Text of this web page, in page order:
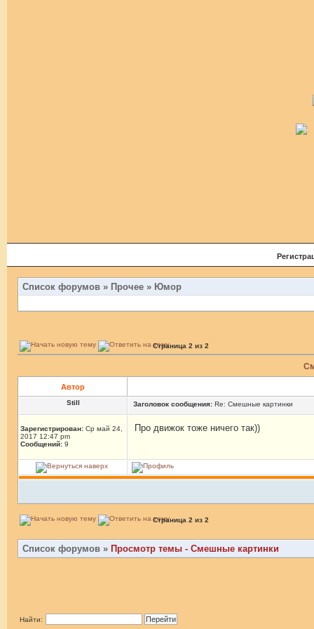
Список форумов » Прочее » Юмор
Страница 2 из 2
Автор
Still Заголовок сообщения: Re: Смешные картинки
Зарегистрирован: Ср май 24,
2017 12:47 pm
Сообщений: 9
Про движок тоже ничего так))
Страница 2 из 2
Список форумов » Просмотр темы - Смешные картинки
Найти: